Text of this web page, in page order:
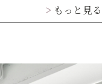
もっと見る